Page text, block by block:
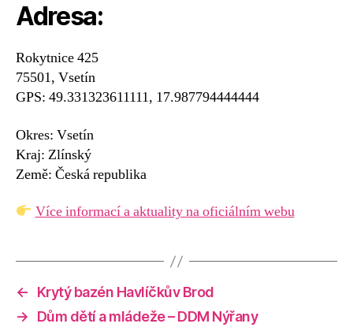
Adresa:
Rokytnice 425
75501, Vsetín
GPS: 49.331323611111, 17.987794444444
Okres: Vsetín
Kraj: Zlínský
Země: Česká republika
Více informací a aktuality na oficiálním webu
←
Krytý bazén Havlíčkův Brod
→
Dům dětí a mládeže – DDM Nýřany